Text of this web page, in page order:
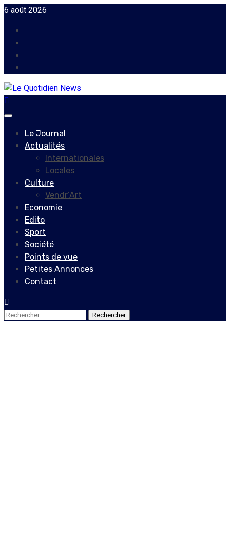
Skip
content
6 août 2026
Primary
Le Journal
Actualités
Internationales
Locales
Culture
Vendr’Art
Economie
Edito
Sport
Société
Points de vue
Petites Annonces
Contact
Rechercher :